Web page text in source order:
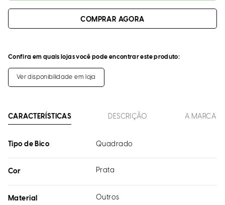
Confira em quais lojas você pode encontrar este produto:
Ver disponibilidade em loja
CARACTERÍSTICAS DESCRIÇÃO A MARCA
Tipo de Bico Quadrado
Cor Prata
Material Outros